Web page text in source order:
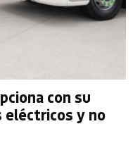
con su
eléctricos y no